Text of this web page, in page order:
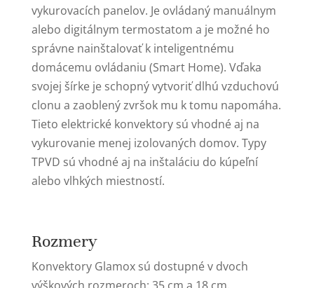
vykurovacích panelov. Je ovládaný manuálnym
alebo digitálnym termostatom a je možné ho
správne nainštalovať k inteligentnému
domácemu ovládaniu (Smart Home). Vďaka
svojej šírke je schopný vytvoriť dlhú vzduchovú
clonu a zaoblený zvršok mu k tomu napomáha.
Tieto elektrické konvektory sú vhodné aj na
vykurovanie menej izolovaných domov. Typy
TPVD sú vhodné aj na inštaláciu do kúpeľní
alebo vlhkých miestností.
Rozmery
Konvektory Glamox sú dostupné v dvoch